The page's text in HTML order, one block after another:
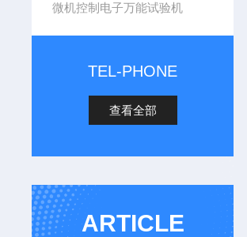
微机控制电子万能试验机
TEL-PHONE
查看全部
ARTICLE